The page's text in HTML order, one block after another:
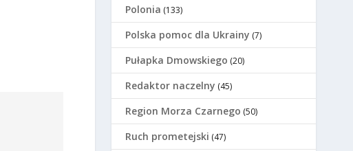
Polonia (133)
Polska pomoc dla Ukrainy (7)
Pułapka Dmowskiego (20)
Redaktor naczelny (45)
Region Morza Czarnego (50)
Ruch prometejski (47)